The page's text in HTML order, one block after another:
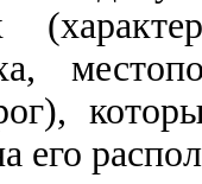
(характ
мес
), котор
его распол